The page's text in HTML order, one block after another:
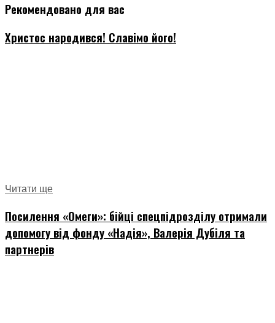
Рекомендовано для вас
Христос народився! Славімо його!
Читати ще
Посилення «Омеги»: бійці спецпідрозділу отримали
допомогу від фонду «Надія», Валерія Дубіля та
партнерів